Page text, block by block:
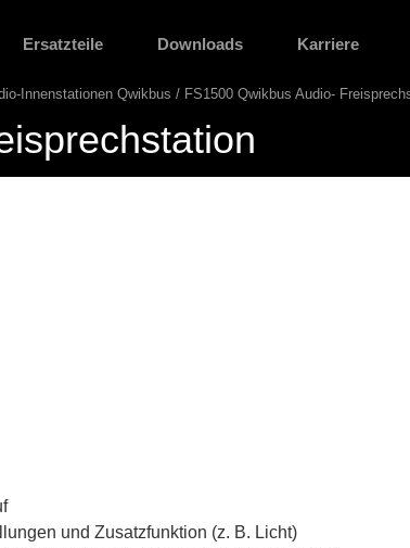
Ersatzteile Downloads Karriere
Innenstationen Qwikbus FS1500 Qwikbus Audio-
und Zusatzfunktion (z. B. Licht)